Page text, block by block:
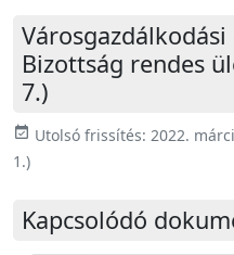
Városgazdálkodási
Bizottság rendes
7.)
event_available Utolsó frissítés: 2022.
1.)
Kapcsolódó